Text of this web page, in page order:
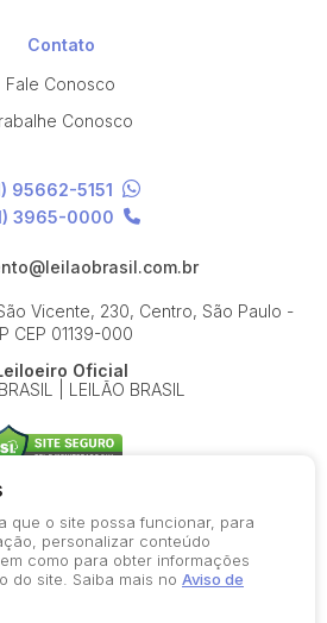
Contato
Fale Conosco
Conosco
95662-5151
3965-0000
Vicente, 230, Centro, São Paulo -
CEP 01139-000
Oficial
| LEILÃO BRASIL
Todos os direitos reservados
de Privacidade
que o site possa funcionar, para
personalizar conteúdo
como para obter informações
do site. Saiba mais no Aviso de